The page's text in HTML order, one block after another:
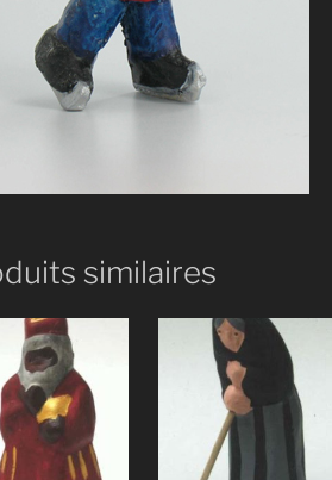
similaires